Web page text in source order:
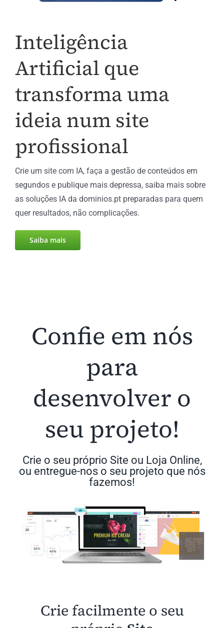
Inteligência
Artificial que
transforma uma
ideia num site
profissional
Crie um site com IA, faça a gestão de conteúdos em
segundos e publique mais depressa, saiba mais sobre
as soluções IA da dominios.pt preparadas para quem
quer resultados, não complicações.
Saiba mais
Confie em nós
para
desenvolver o
seu projeto!
Crie o seu próprio Site ou Loja Online,
ou entregue-nos o seu projeto que nós
fazemos!
Crie facilmente o seu